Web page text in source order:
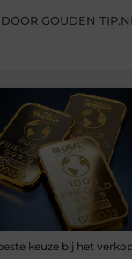
GOUDEN
keuze bij het